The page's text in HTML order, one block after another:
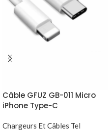
Câble GFUZ GB-011 Micro
iPhone Type-C
Chargeurs Et Câbles Tel